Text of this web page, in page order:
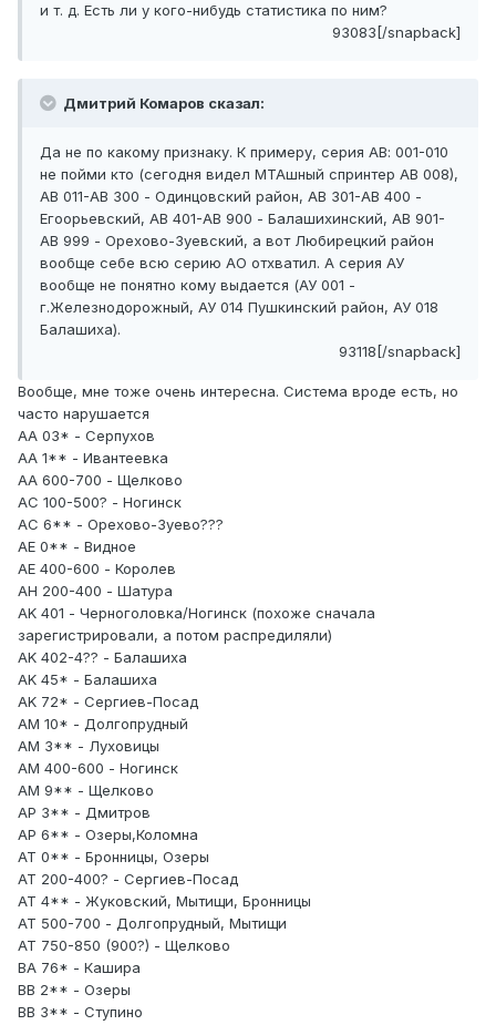
и т. д. Есть ли у кого-нибудь статистика по ним?
93083[/snapback]
Дмитрий Комаров сказал:
Да не по какому признаку. К примеру, серия АВ: 001-010
не пойми кто (сегодня видел МТАшный спринтер АВ 008),
АВ 011-АВ 300 - Одинцовский район, АВ 301-АВ 400 -
Егоорьевский, АВ 401-АВ 900 - Балашихинский, АВ 901-
АВ 999 - Орехово-Зуевский, а вот Любирецкий район
вообще себе всю серию АО отхватил. А серия АУ
вообще не понятно кому выдается (АУ 001 -
г.Железнодорожный, АУ 014 Пушкинский район, АУ 018
Балашиха).
93118[/snapback]
Вообще, мне тоже очень интересна. Система вроде есть, но
часто нарушается
AA 03* - Серпухов
AA 1** - Ивантеевка
AA 600-700 - Щелково
AC 100-500? - Ногинск
AC 6** - Орехово-Зуево???
AE 0** - Видное
AE 400-600 - Королев
AH 200-400 - Шатура
AK 401 - Черноголовка/Ногинск (похоже сначала
зарегистрировали, а потом распредиляли)
AK 402-4?? - Балашиха
AK 45* - Балашиха
AK 72* - Сергиев-Посад
AM 10* - Долгопрудный
AM 3** - Луховицы
AM 400-600 - Ногинск
AM 9** - Щелково
AP 3** - Дмитров
AP 6** - Озеры,Коломна
AT 0** - Бронницы, Озеры
AT 200-400? - Сергиев-Посад
AT 4** - Жуковский, Мытищи, Бронницы
AT 500-700 - Долгопрудный, Мытищи
AT 750-850 (900?) - Щелково
BA 76* - Кашира
BB 2** - Озеры
BB 3** - Ступино